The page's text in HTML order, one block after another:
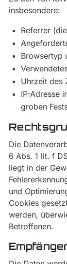
insbesondere:
Referrer
Browsertyp
Uhrzeit des
IP-Adresse
groben
Die
6 Abs. 1 lit. f
liegt in der
und
Cookies
werden,
Betroffenen.